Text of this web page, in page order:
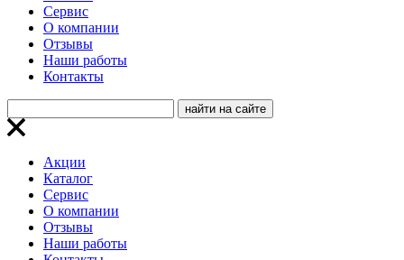
Сервис
О компании
Отзывы
Наши работы
Контакты
Акции
Каталог
Сервис
О компании
Отзывы
Наши работы